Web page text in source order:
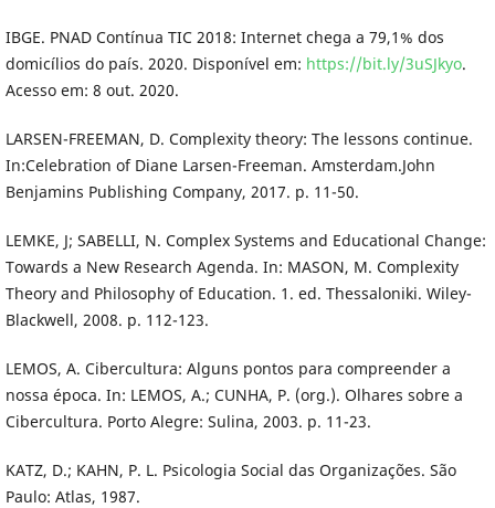
IBGE. PNAD Contínua TIC 2018: Internet chega a 79,1% dos
domicílios do país. 2020. Disponível em: https://bit.ly/3uSJkyo.
Acesso em: 8 out. 2020.
LARSEN-FREEMAN, D. Complexity theory: The lessons continue.
In:Celebration of Diane Larsen-Freeman. Amsterdam.John
Benjamins Publishing Company, 2017. p. 11-50.
LEMKE, J; SABELLI, N. Complex Systems and Educational Change:
Towards a New Research Agenda. In: MASON, M. Complexity
Theory and Philosophy of Education. 1. ed. Thessaloniki. Wiley-
Blackwell, 2008. p. 112-123.
LEMOS, A. Cibercultura: Alguns pontos para compreender a
nossa época. In: LEMOS, A.; CUNHA, P. (org.). Olhares sobre a
Cibercultura. Porto Alegre: Sulina, 2003. p. 11-23.
KATZ, D.; KAHN, P. L. Psicologia Social das Organizações. São
Paulo: Atlas, 1987.